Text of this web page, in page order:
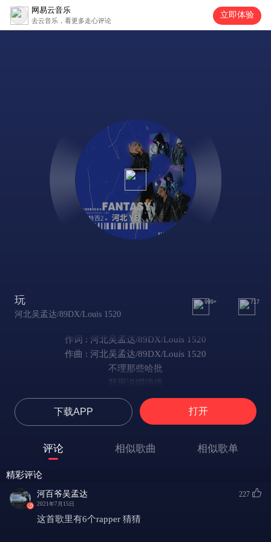
网易云音乐
去云音乐，看更多走心评论
立即体验
玩
河北吴孟达/89DX/Louis 1520
999+ 717
作词 : 河北吴孟达/89DX/Louis 1520
作曲 : 河北吴孟达/89DX/Louis 1520
不理那些哈批
我用说唱强借
用腔做张唱片
我伙计在旁边
我们喜欢项链
我说咋回事儿
我们状态状态状态 状态 很硬
在房间摇啊摇呀摇呀 Poping
下载APP 打开
评论 相似歌曲 相似歌单
精彩评论
河百爷吴孟达
2021年7月15日
227
这首歌里有6个rapper 猜猜